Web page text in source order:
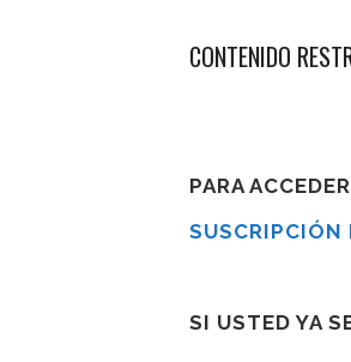
CONTENIDO
PARA
SUSCRIPCIÓN
SI USTED YA